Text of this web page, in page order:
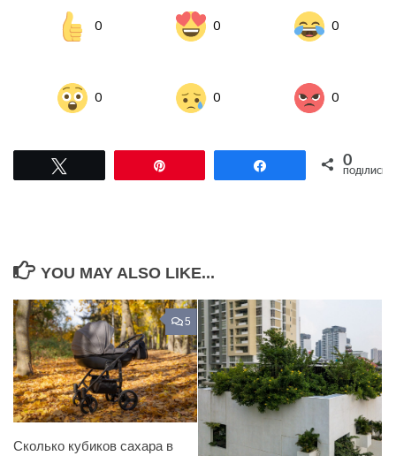
0 0 0
0 0 0
Поділитися0
ПОДІЛИСЬ
YOU MAY ALSO LIKE...
5
Сколько кубиков сахара в